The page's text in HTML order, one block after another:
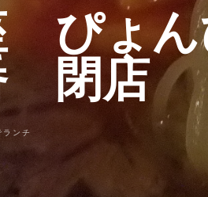
ぴょん
閉店
ランチ